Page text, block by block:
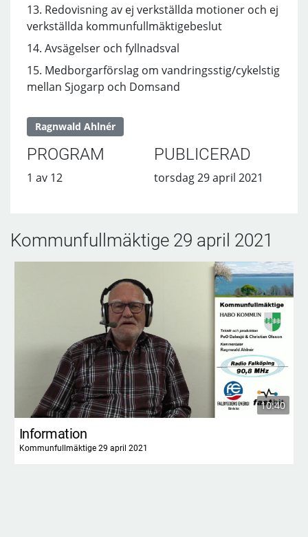
13. Redovisning av ej verkställda motioner och ej
verkställda kommunfullmäktigebeslut
14. Avsägelser och fyllnadsval
15. Medborgarförslag om vandringsstig/cykelstig
mellan Sjogarp och Domsand
Ragnwald Ahlnér
PROGRAM
1 av 12
PUBLICERAD
torsdag 29 april 2021
Kommunfullmäktige 29 april 2021
10:40
Information
Kommunfullmäktige 29 april 2021